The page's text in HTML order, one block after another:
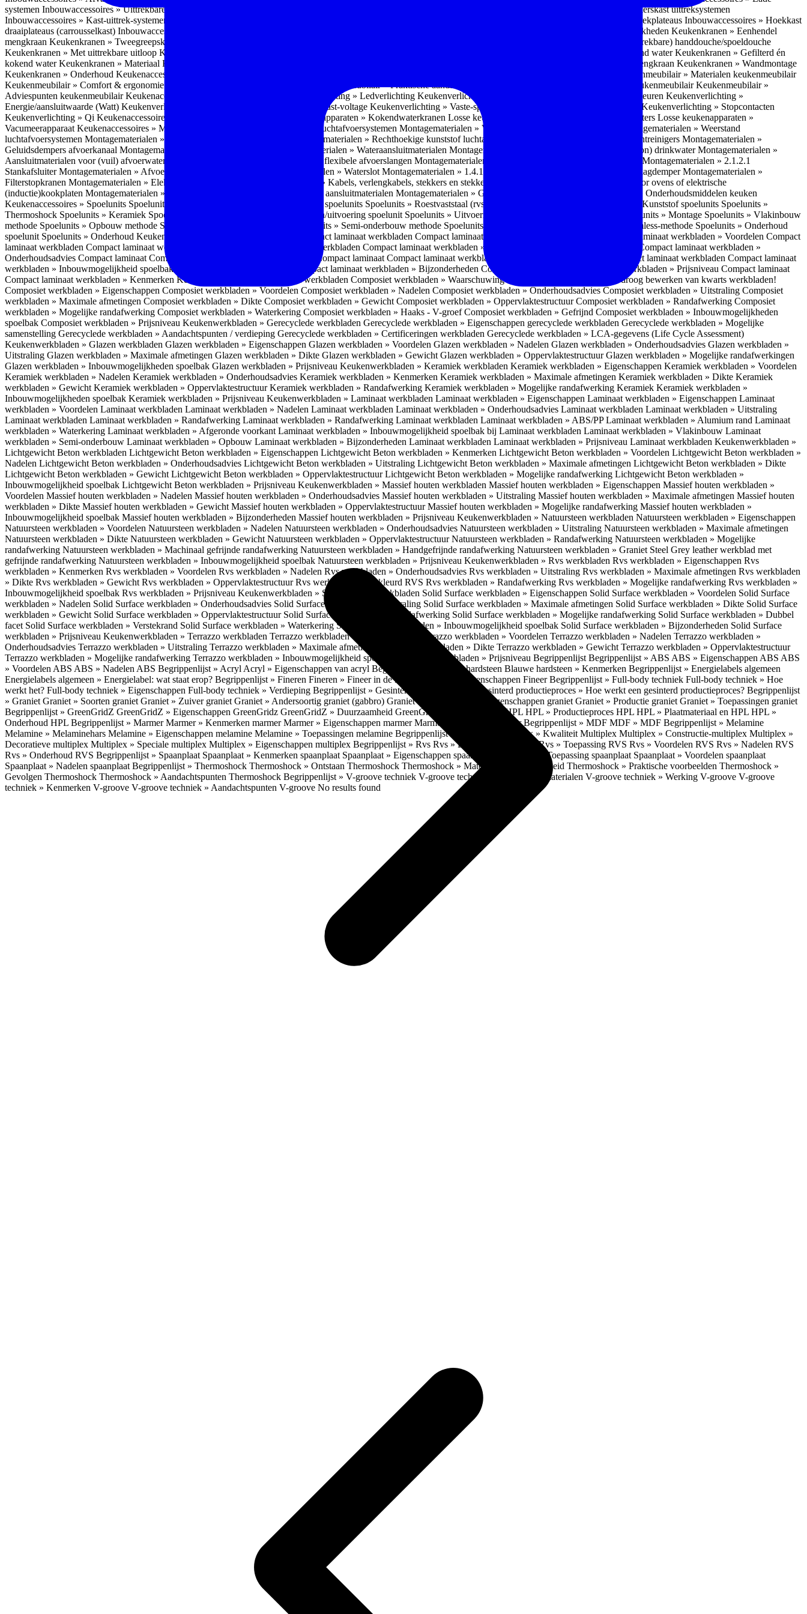
systemen Inbouwaccessoires » Uittrekbare ladesystemen
Inbouwaccessoires » Apothekerskast uittreksystemen
Inbouwaccessoires » Kast-uittrek-systemen
Inbouwaccessoires » Hoekkast uittrekplateaus Inbouwaccessoires » Hoekkast
draaiplateaus (carrousselkast) Inbouwaccessoires » Onderhoud Keukenkranen » Bedieningsmogelijkheden Keukenkranen » Eenhendel
mengkraan Keukenkranen » Tweegreepskraan
Keukenkranen » Met (uitrekbare) handdouche/spoeldouche
Keukenkranen » Met uittrekbare uitloop Keukenkranen » Gefilterd water Keukenkranen » Kokend waterKeukenkranen » Gefilterd én
kokend waterKeukenkranen » Materiaal Keukenkranen » Pvd Techniek (pvd) Keukenkranen » Bladmengkraan Keukenkranen » Wandmontage
Keukenkranen » Onderhoud Keukenaccessoires » Keukenmeubilair
Keukenmeubilair » Materialen keukenmeubilair
Keukenmeubilair » Comfort & ergonomie
Keukenmeubilair » Praktische aandachtspunten Keukenmeubilair » Duurzaamheid keukenmeubilairKeukenmeubilair »
Adviespunten keukenmeubilairKeukenaccessoires » Keukenverlichting Keukenverlichting » Ledverlichting Keukenverlichting » Installatie Keukenverlichting » Lichtkleuren Keukenverlichting »
Energie/aansluitwaarde (Watt) Keukenverlichting » Leddriver Keukenverlichting » Vast-voltage Keukenverlichting » Vaste-spanning
Keukenverlichting » Stopcontacten
Keukenverlichting » Qi Keukenaccessoires » Losse keukenapparaten Losse keukenapparaten » Kokendwaterkranen Losse keukenapparaten » Plintverwarming/plintheaters Losse keukenapparaten »
Vacumeerapparaat Keukenaccessoires » Montagematerialen Montagematerialen » Luchtafvoersystemen Montagematerialen » Verschillende Luchtafvoersystemen
Montagematerialen » Weerstand
luchtafvoersystemen Montagematerialen » Flexibele (ronde) afvoerslangen Montagematerialen » Rechthoekige kunststof luchtafvoersystemen Montagematerialen » Luchtreinigers Montagematerialen »
Geluidsdempers afvoerkanaal Montagematerialen » Aansluitmaterialen Montagematerialen » Wateraansluitmaterialen Montagematerialen » Aansluitmateriaal voor (schoon) drinkwaterMontagematerialen »
Aansluitmaterialen voor (vuil) afvoerwater sifons
Montagematerialen » 1.2.1 Ronde flexibele afvoerslangen Montagematerialen » Dempingsysteem van lades en deuren Montagematerialen » 2.1.2.1
StankafsluiterMontagematerialen » Afvoerpluggen t.b.v. spoelunits Montagematerialen » Waterslot Montagematerialen » 1.4.1 Plasmafilter Montagematerialen » WaterslagdemperMontagematerialen »
Filterstopkranen Montagematerialen » Elektra aansluitmateriaal Montagematerialen » Kabels, verlengkabels, stekkers en stekkerblokken
Montagematerialen » Kabels voor ovens of elektrische
(inductie)kookplaten Montagematerialen » Combiregelaar Montagematerialen » Gas aansluitmaterialen Montagematerialen » Gasaansluitmaterialen
Montagematerialen » Onderhoudsmiddelen keuken
Keukenaccessoires » Spoelunits Spoelunits » Types/soorten Spoelunits » Materialen spoelunits Spoelunits » Roestvaststaal (rvs) Spoelunits » Kunststof spoelunits Spoelunits »
Thermoshock Spoelunits » Keramiek Spoelunits » Tegelbakken Spoelunits » Design/uitvoering spoelunit Spoelunits » Uitvoering Spoelunits » Montage Spoelunits » Vlakinbouw
methode Spoelunits » Opbouw methode Spoelunits » Onderbouw methode Spoelunits » Semi-onderbouw methode Spoelunits » Tussenbouw methode Spoelunits » Rimless-methode Spoelunits » Onderhoud
spoelunit Spoelunits » Onderhoud Keukenwerkbladen Keukenwerkbladen » Compact laminaat werkbladen Compact laminaat werkbladen » Eigenschappen
Compact laminaat werkbladen » Voordelen Compact
laminaat werkbladen Compact laminaat werkbladen » Nadelen Compact laminaat werkbladen Compact laminaat werkbladen » Nanotech massief laminaat werkbladen
Compact laminaat werkbladen »
Onderhoudsadvies Compact laminaat Compact laminaat werkbladen » Uitstraling Compact laminaat Compact laminaat werkbladen » Mogelijke randafwerking Compact laminaat werkbladen Compact laminaat
werkbladen » Inbouwmogelijkheid spoelbak Compact laminaat werkbladen
Compact laminaat werkbladen » Bijzonderheden Compact laminaat
Compact laminaat werkbladen » Prijsniveau Compact laminaat
Compact laminaat werkbladen » Kenmerken Keukenwerkbladen » Composiet werkbladen Composiet werkbladen » Waarschuwing Monteurs: bescherm je bij het droog bewerken van kwarts werkbladen!
Composiet werkbladen » Eigenschappen Composiet werkbladen » Voordelen Composiet werkbladen » Nadelen Composiet werkbladen » OnderhoudsadviesComposiet werkbladen » Uitstraling Composiet
werkbladen » Maximale afmetingen Composiet werkbladen » Dikte Composiet werkbladen » Gewicht Composiet werkbladen » OppervlaktestructuurComposiet werkbladen » Randafwerking Composiet
werkbladen » Mogelijke randafwerking Composiet werkbladen » Waterkering Composiet werkbladen » Haaks - V-groefComposiet werkbladen » Gefrijnd Composiet werkbladen » Inbouwmogelijkheden
spoelbak Composiet werkbladen » Prijsniveau Keukenwerkbladen » Gerecyclede werkbladen Gerecyclede werkbladen » Eigenschappen gerecyclede werkbladen Gerecyclede werkbladen » Mogelijke
samenstelling Gerecyclede werkbladen » Aandachtspunten / verdieping Gerecyclede werkbladen » Certificeringen werkbladen Gerecyclede werkbladen » LCA-gegevens (Life Cycle Assessment)
Keukenwerkbladen » Glazen werkbladen Glazen werkbladen » Eigenschappen Glazen werkbladen » Voordelen Glazen werkbladen » Nadelen Glazen werkbladen » Onderhoudsadvies Glazen werkbladen »
Uitstraling Glazen werkbladen » Maximale afmetingen Glazen werkbladen » Dikte Glazen werkbladen » Gewicht Glazen werkbladen » OppervlaktestructuurGlazen werkbladen » Mogelijke randafwerkingen
Glazen werkbladen » Inbouwmogelijkheden spoelbak Glazen werkbladen » Prijsniveau Keukenwerkbladen » Keramiek werkbladen Keramiek werkbladen » Eigenschappen Keramiek werkbladen » Voordelen
Keramiek werkbladen » Nadelen Keramiek werkbladen » Onderhoudsadvies Keramiek werkbladen » Kenmerken Keramiek werkbladen » Maximale afmetingen Keramiek werkbladen » Dikte Keramiek
werkbladen » Gewicht Keramiek werkbladen » OppervlaktestructuurKeramiek werkbladen » Randafwerking Keramiek werkbladen » Mogelijke randafwerking Keramiek Keramiek werkbladen »
Inbouwmogelijkheden spoelbak Keramiek werkbladen » Prijsniveau Keukenwerkbladen » Laminaat werkbladen Laminaat werkbladen » Eigenschappen Laminaat werkbladen » Eigenschappen Laminaat
werkbladen » Voordelen Laminaat werkbladen Laminaat werkbladen » Nadelen Laminaat werkbladen Laminaat werkbladen » Onderhoudsadvies Laminaat werkbladen Laminaat werkbladen » Uitstraling
Laminaat werkbladen Laminaat werkbladen » Randafwerking Laminaat werkbladen » Randafwerking Laminaat werkbladen Laminaat werkbladen » ABS/PPLaminaat werkbladen » Alumium rand Laminaat
werkbladen » Waterkering Laminaat werkbladen » Afgeronde voorkant Laminaat werkbladen » Inbouwmogelijkheid spoelbak bij Laminaat werkbladen Laminaat werkbladen » Vlakinbouw Laminaat
werkbladen » Semi-onderbouw Laminaat werkbladen » Opbouw Laminaat werkbladen » Bijzonderheden Laminaat werkbladen Laminaat werkbladen » Prijsniveau Laminaat werkbladen Keukenwerkbladen »
Lichtgewicht Beton werkbladen Lichtgewicht Beton werkbladen » Eigenschappen Lichtgewicht Beton werkbladen » Kenmerken Lichtgewicht Beton werkbladen » Voordelen Lichtgewicht Beton werkbladen »
Nadelen Lichtgewicht Beton werkbladen » Onderhoudsadvies Lichtgewicht Beton werkbladen » Uitstraling Lichtgewicht Beton werkbladen » Maximale afmetingen Lichtgewicht Beton werkbladen » Dikte
Lichtgewicht Beton werkbladen » Gewicht Lichtgewicht Beton werkbladen » OppervlaktestructuurLichtgewicht Beton werkbladen » Mogelijke randafwerking Lichtgewicht Beton werkbladen »
Inbouwmogelijkheid spoelbak Lichtgewicht Beton werkbladen » Prijsniveau Keukenwerkbladen » Massief houten werkbladen Massief houten werkbladen » Eigenschappen Massief houten werkbladen »
Voordelen Massief houten werkbladen » Nadelen Massief houten werkbladen » Onderhoudsadvies Massief houten werkbladen » Uitstraling Massief houten werkbladen » Maximale afmetingen Massief houten
werkbladen » Dikte Massief houten werkbladen » Gewicht Massief houten werkbladen » OppervlaktestructuurMassief houten werkbladen » Mogelijke randafwerking Massief houten werkbladen »
Inbouwmogelijkheid spoelbak Massief houten werkbladen » Bijzonderheden Massief houten werkbladen » Prijsniveau Keukenwerkbladen » Natuursteen werkbladen Natuursteen werkbladen » Eigenschappen
Natuursteen werkbladen » Voordelen Natuursteen werkbladen » Nadelen Natuursteen werkbladen » Onderhoudsadvies Natuursteen werkbladen » Uitstraling Natuursteen werkbladen » Maximale afmetingen
Natuursteen werkbladen » Dikte Natuursteen werkbladen » Gewicht Natuursteen werkbladen » OppervlaktestructuurNatuursteen werkbladen » Randafwerking Natuursteen werkbladen » Mogelijke
randafwerking Natuursteen werkbladen » Machinaal gefrijnde randafwerking Natuursteen werkbladen » Handgefrijnde randafwerking Natuursteen werkbladen » Graniet Steel Grey leather werkblad met
gefrijnde randafwerking Natuursteen werkbladen » Inbouwmogelijkheid spoelbak Natuursteen werkbladen » Prijsniveau Keukenwerkbladen » Rvs werkbladen Rvs werkbladen » Eigenschappen Rvs
werkbladen » Kenmerken Rvs werkbladen » Voordelen Rvs werkbladen » Nadelen Rvs werkbladen » Onderhoudsadvies Rvs werkbladen » Uitstraling Rvs werkbladen » Maximale afmetingen Rvs werkbladen
» Dikte Rvs werkbladen » Gewicht Rvs werkbladen » OppervlaktestructuurRvs werkbladen » Gekleurd RVS Rvs werkbladen » Randafwerking Rvs werkbladen » Mogelijke randafwerking Rvs werkbladen »
Inbouwmogelijkheid spoelbak Rvs werkbladen » Prijsniveau Keukenwerkbladen » Solid Surface werkbladen Solid Surface werkbladen » Eigenschappen Solid Surface werkbladen » Voordelen Solid Surface
werkbladen » Nadelen Solid Surface werkbladen » Onderhoudsadvies Solid Surface werkbladen » Uitstraling Solid Surface werkbladen » Maximale afmetingen Solid Surface werkbladen » Dikte Solid Surface
werkbladen » Gewicht Solid Surface werkbladen » Oppervlaktestructuur Solid Surface werkbladen » Randafwerking Solid Surface werkbladen » Mogelijke randafwerking Solid Surface werkbladen » Dubbel
facet Solid Surface werkbladen » Verstekrand Solid Surface werkbladen » WaterkeringSolid Surface werkbladen » Inbouwmogelijkheid spoelbak Solid Surface werkbladen » Bijzonderheden Solid Surface
werkbladen » Prijsniveau Keukenwerkbladen » Terrazzo werkbladen Terrazzo werkbladen » Eigenschappen Terrazzo werkbladen » Voordelen Terrazzo werkbladen » Nadelen Terrazzo werkbladen »
Onderhoudsadvies Terrazzo werkbladen » Uitstraling Terrazzo werkbladen » Maximale afmetingen Terrazzo werkbladen » Dikte Terrazzo werkbladen » Gewicht Terrazzo werkbladen » Oppervlaktestructuur
Terrazzo werkbladen » Mogelijke randafwerking Terrazzo werkbladen » Inbouwmogelijkheid spoelbak Terrazzo werkbladen » Prijsniveau Begrippenlijst Begrippenlijst » ABS ABS » Eigenschappen ABS ABS
» Voordelen ABS ABS » Nadelen ABS Begrippenlijst » Acryl Acryl » Eigenschappen van acryl Begrippenlijst » Blauwe hardsteen Blauwe hardsteen » Kenmerken Begrippenlijst » Energielabels algemeen
Energielabels algemeen » Energielabel: wat staat erop? Begrippenlijst » Fineren Fineren » Fineer in de keuken Fineren » Eigenschappen FineerBegrippenlijst » Full-body techniek Full-body techniek » Hoe
werkt het? Full-body techniek » Eigenschappen Full-body techniek » Verdieping Begrippenlijst » Gesinterd productieproces Gesinterd productieproces » Hoe werkt een gesinterd productieproces? Begrippenlijst
» Graniet Graniet » Soorten graniet Graniet » Zuiver graniet Graniet » Andersoortig graniet (gabbro) Graniet » Gneis Graniet » Eigenschappen graniet Graniet » Productie graniet Graniet » Toepassingen graniet
Begrippenlijst » GreenGridZ GreenGridZ » Eigenschappen GreenGridz GreenGridZ » Duurzaamheid GreenGridz Begrippenlijst » HPL HPL » Productieproces HPL HPL » Plaatmateriaal en HPL HPL »
Onderhoud HPL Begrippenlijst » MarmerMarmer » Kenmerken marmerMarmer » Eigenschappen marmerMarmer » Productie marmerBegrippenlijst » MDF MDF » MDF Begrippenlijst » Melamine
Melamine » Melaminehars Melamine » Eigenschappen melamine Melamine » Toepassingen melamine Begrippenlijst » Multiplex Multiplex » Kwaliteit Multiplex Multiplex » Constructie-multiplex Multiplex »
Decoratieve multiplex Multiplex » Speciale multiplex Multiplex » Eigenschappen multiplex Begrippenlijst » Rvs Rvs » Eigenschappen RVS Rvs » Toepassing RVS Rvs » Voordelen RVS Rvs » Nadelen RVS
Rvs » Onderhoud RVS Begrippenlijst » Spaanplaat Spaanplaat » Kenmerken spaanplaat Spaanplaat » Eigenschappen spaanplaat Spaanplaat » Toepassing spaanplaat Spaanplaat » Voordelen spaanplaat
Spaanplaat » Nadelen spaanplaat Begrippenlijst » Thermoshock Thermoshock » Ontstaan Thermoshock Thermoshock » Materialen & gevoeligheid Thermoshock » Praktische voorbeelden Thermoshock »
Gevolgen Thermoshock Thermoshock » Aandachtspunten Thermoshock Begrippenlijst » V-groove techniek V-groove techniek » Toepasbare materialen V-groove techniek » Werking V-groove V-groove
techniek » Kenmerken V-groove V-groove techniek » Aandachtspunten V-groove No results found